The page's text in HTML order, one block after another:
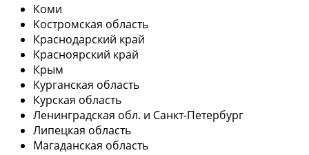
Коми
Костромская область
Краснодарский край
Красноярский край
Крым
Курганская область
Курская область
Ленинградская обл. и Санкт-Петербург
Липецкая область
Магаданская область